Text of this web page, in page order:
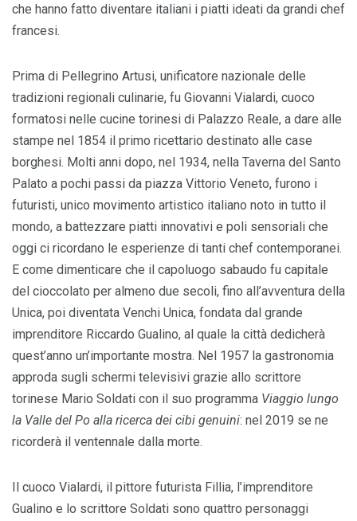
che hanno fatto diventare italiani i piatti ideati da grandi chef
francesi.
Prima di Pellegrino Artusi, unificatore nazionale delle
tradizioni regionali culinarie, fu Giovanni Vialardi, cuoco
formatosi nelle cucine torinesi di Palazzo Reale, a dare alle
stampe nel 1854 il primo ricettario destinato alle case
borghesi. Molti anni dopo, nel 1934, nella Taverna del Santo
Palato a pochi passi da piazza Vittorio Veneto, furono i
futuristi, unico movimento artistico italiano noto in tutto il
mondo, a battezzare piatti innovativi e poli sensoriali che
oggi ci ricordano le esperienze di tanti chef contemporanei.
E come dimenticare che il capoluogo sabaudo fu capitale
del cioccolato per almeno due secoli, fino all’avventura della
Unica, poi diventata Venchi Unica, fondata dal grande
imprenditore Riccardo Gualino, al quale la città dedicherà
quest’anno un’importante mostra. Nel 1957 la gastronomia
approda sugli schermi televisivi grazie allo scrittore
torinese Mario Soldati con il suo programma Viaggio lungo
la Valle del Po alla ricerca dei cibi genuini: nel 2019 se ne
ricorderà il ventennale dalla morte.
Il cuoco Vialardi, il pittore futurista Fillia, l’imprenditore
Gualino e lo scrittore Soldati sono quattro personaggi